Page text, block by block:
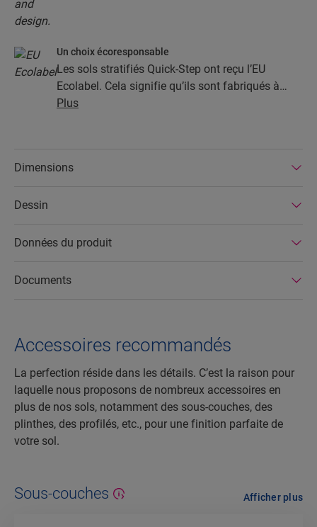
Un choix écoresponsable
Les sols stratifiés Quick-Step ont reçu l’EU
Ecolabel. Cela signifie qu’ils sont fabriqués à
partir d’au moins 80 % de bois issu de sources
sols stratifiés Quick-Step ont une durée de vie
Plus
Dimensions
Dessin
Données du produit
Documents
Accessoires recommandés
La perfection réside dans les détails. C’est la raison pour
laquelle nous proposons de nombreux accessoires en
plus de nos sols, notamment des sous-couches, des
plinthes, des profilés, etc., pour une finition parfaite de
votre sol.
Sous-couches Afficher plus